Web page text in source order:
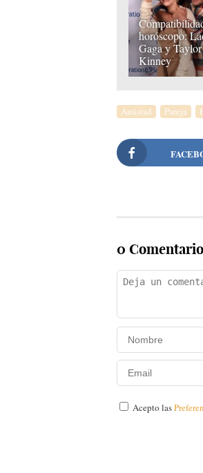
horóscopo:
Gaga y Taylor
Kinney
Amistad Pareja
0
Acepto las